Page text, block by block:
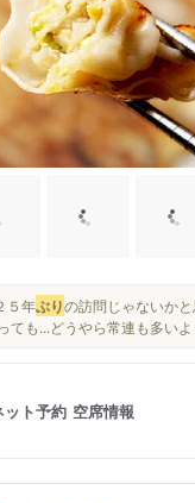
５年ぶりの訪問じゃないか
ても...どうやら常連も多い
ット予約 空席情報